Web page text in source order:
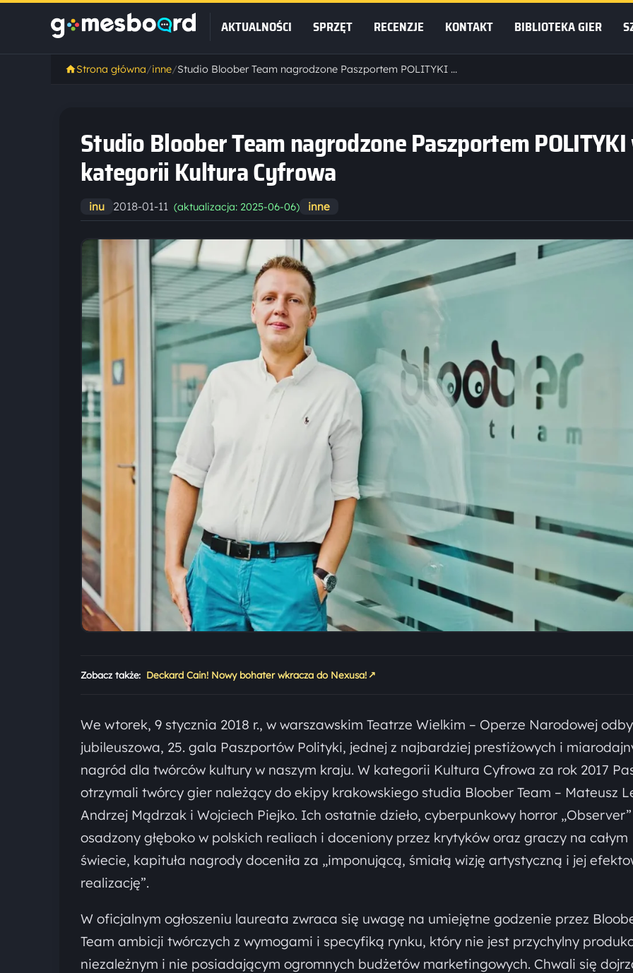
AKTUALNOŚCI SPRZĘT RECENZJE KONTAKT BIBLIOTEKA GIER
Strona główna/inne/ Studio Bloober Team nagrodzone Paszportem POLITYKI w kategorii Kultura Cyfrowa
Studio Bloober Team nagrodzone Paszportem
kategorii Kultura Cyfrowa
inu 2018-01-11 (aktualizacja: 2025-06-06) inne
Zobacz także: Deckard Cain! Nowy bohater wkracza do Nexusa! ↗
We wtorek, 9 stycznia 2018 r., w warszawskim Teatrze Wielkim – Operze Narodowej
jubileuszowa, 25. gala Paszportów Polityki, jednej z najbardziej prestiżowych i
nagród dla twórców kultury w naszym kraju. W kategorii Kultura Cyfrowa za rok 2017
otrzymali twórcy gier należący do ekipy krakowskiego studia Bloober Team – Mateusz
Andrzej Mądrzak i Wojciech Piejko. Ich ostatnie dzieło, cyberpunkowy horror „Observer”
osadzony głęboko w polskich realiach i doceniony przez krytyków oraz graczy na całym
świecie, kapituła nagrody doceniła za „imponującą, śmiałą wizję artystyczną i jej
realizację”.
W oficjalnym ogłoszeniu laureata zwraca się uwagę na umiejętne godzenie przez
Team ambicji twórczych z wymogami i specyfiką rynku, który nie jest przychylny
niezależnym i nie posiadającym ogromnych budżetów marketingowych. Chwali się